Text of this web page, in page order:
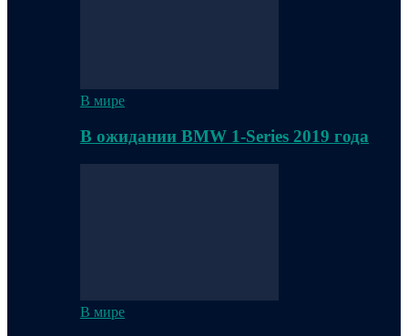
В мире
В ожидании BMW 1-Series 2019 года
В мире